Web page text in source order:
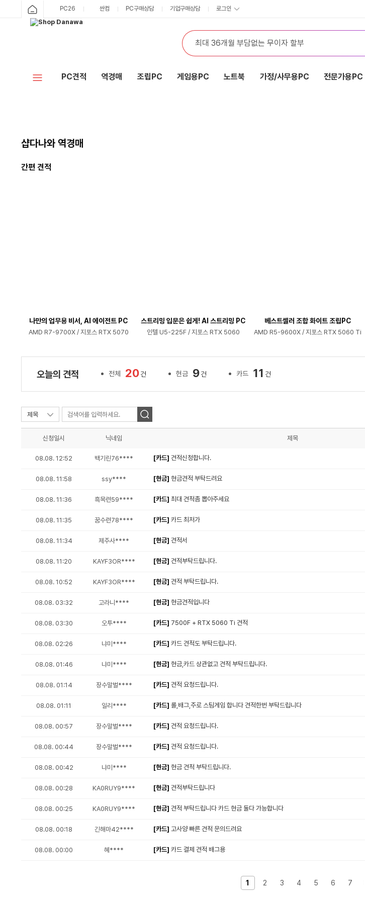
PC26 싼컴 PC구매상담 기업구매상담 로그인
PC견적 역경매 조립PC 게임용PC 노트북 가정/사무용PC 전문가용PC
샵다나와 역경매
간편 견적
나만의 업무용 비서, AI 에이전트 PC
AMD R7-9700X / 지포스 RTX 5070
스트리밍 입문은 쉽게! AI 스트리밍 PC
인텔 U5-225F / 지포스 RTX 5060
베스트셀러 조합 화이트 조립PC
AMD R5-9600X / 지포스 RTX 5060 Ti
오늘의 견적 전체 20건 현금 9건 카드 11 건
신청일시 닉네임 제목
08.08. 12:52 백기린76**** [카드] 견적신청합니다.
08.08. 11:58 ssy**** [현금] 현금견적 부탁드려요
08.08. 11:36 흑목련59**** [카드] 최대 견적좀 뽑아주세요
08.08. 11:35 꿈수련78**** [카드] 카드 최저가
08.08. 11:34 제주사**** [현금] 견적서
08.08. 11:20 KAYF3OR**** [현금] 견적부탁드립니다.
08.08. 10:52 KAYF3OR**** [현금] 견적 부탁드립니다.
08.08. 03:32 고라니**** [현금] 현금견적입니다
08.08. 03:30 오투**** [카드] 7500F + RTX 5060 Ti 견적
08.08. 02:26 냐미**** [카드] 카드 견적도 부탁드립니다.
08.08. 01:46 냐미**** [현금] 현금,카드 상관없고 견적 부탁드립니다.
08.08. 01:14 장수말벌**** [카드] 견적 요청드립니다.
08.08. 01:11 일리**** [카드] 롤,배그,주로 스팀게임 합니다 견적한번 부탁드립니다
08.08. 00:57 장수말벌**** [카드] 견적 요청드립니다.
08.08. 00:44 장수말벌**** [카드] 견적 요청드립니다.
08.08. 00:42 냐미**** [현금] 현금 견적 부탁드립니다.
08.08. 00:28 KA0RUY9**** [현금] 견적부탁드립니다
08.08. 00:25 KA0RUY9**** [현금] 견적 부탁드립니다 카드 현금 둘다 가능합니다
08.08. 00:18 긴해마42**** [카드] 고사양 빠른 견적 문의드려요
08.08. 00:00 혜**** [카드] 카드 결제 견적 배그용
1 2 3 4 5 6 7